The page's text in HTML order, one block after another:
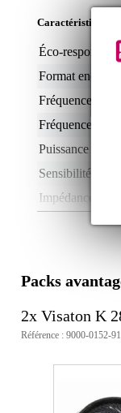
Caractéristiques
Éco-
Format enceinte
Fréquences min.
Fréquences max.
Puissance RMS
Sensibilité
Impédance
Poids par
Poids(emballage
Caractéristiques
Packs
2x Visaton K
Référence : 9000-0152-